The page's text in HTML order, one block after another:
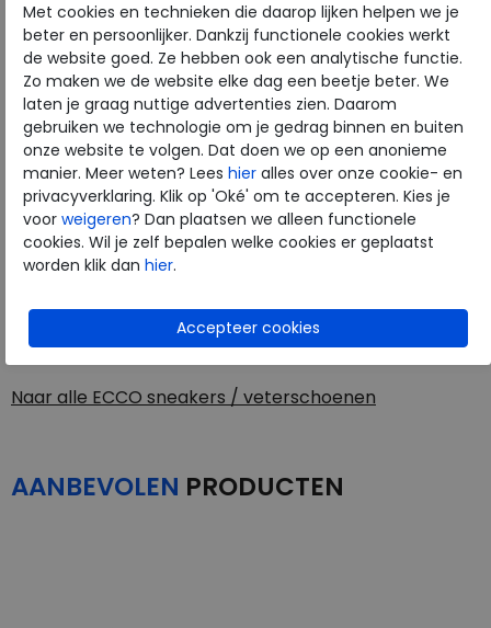
ECCO
Toon alles vanECCO
Naar allesneakers / veterschoenen
Naar alle ECCO sneakers / veterschoenen
Merk
ECCO
Fabrikantcode
22380360282
Bestelcode
230.10.000074
Kleur
White
Materiaal
Leer
Uitneembaar voetbed
ja
AANBEVOLEN PRODUCTEN
Met cookies en technieken die daarop lijken helpen we je
beter en persoonlijker. Dankzij functionele cookies werkt
de website goed. Ze hebben ook een analytische functie.
Zo maken we de website elke dag een beetje beter. We
laten je graag nuttige advertenties zien. Daarom
gebruiken we technologie om je gedrag binnen en buiten
onze website te volgen. Dat doen we op een anonieme
manier. Meer weten? Lees hier alles over onze cookie- en
privacyverklaring. Klik op 'Oké' om te accepteren. Kies je
voor weigeren? Dan plaatsen we alleen functionele
cookies. Wil je zelf bepalen welke cookies er geplaatst
worden klik dan hier.